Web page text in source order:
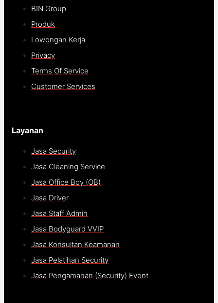
BIN Group
Produk
Lowongan Kerja
Privacy
Terms Of Service
Customer Services
Layanan
Jasa Security
Jasa Cleaning Service
Jasa Office Boy (OB)
Jasa Driver
Jasa Staff Admin
Jasa Bodyguard VVIP
Jasa Konsultan Keamanan
Jasa Pelatihan Security
Jasa Pengamanan (Security) Event